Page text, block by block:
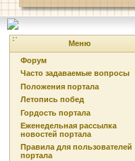
Меню
Форум
Часто задаваемые вопросы
Положения портала
Летопись побед
Гордость портала
Еженедельная рассылка
новостей портала
Правила для пользователей
портала